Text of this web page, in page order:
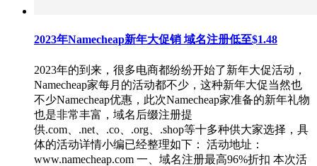
2023年Namecheap新年大促销 域名注册低至$1.48
2023年的到来，很多电商都纷纷开始了新年大促活动，
Namecheap家每月的活动都不少，这种新年大促当然也
不少Namecheap优惠，此次Namecheap家准备的新年礼物
也是非常丰富，域名后缀注册提
供.com、.net、.co、.org、.shop等十多种供大家选择，具
体的活动详情小编已经整理如下： 活动地址：
www.namecheap.com 一、域名注册最高96%折扣 本次活